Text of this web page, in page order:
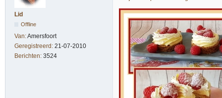
Lid
Offline
Van:Amersfoort
Geregistreerd: 21-07-2010
Berichten: 3524